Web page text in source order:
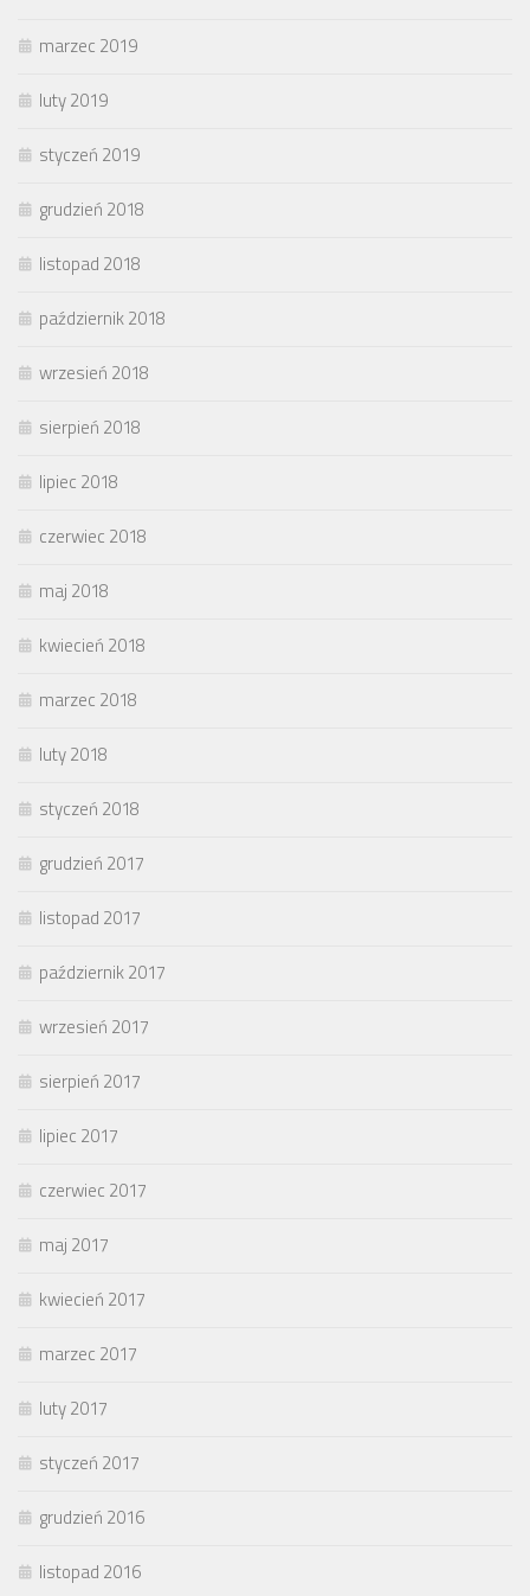
marzec 2019
luty 2019
styczeń 2019
grudzień 2018
listopad 2018
październik 2018
wrzesień 2018
sierpień 2018
lipiec 2018
czerwiec 2018
maj 2018
kwiecień 2018
marzec 2018
luty 2018
styczeń 2018
grudzień 2017
listopad 2017
październik 2017
wrzesień 2017
sierpień 2017
lipiec 2017
czerwiec 2017
maj 2017
kwiecień 2017
marzec 2017
luty 2017
styczeń 2017
grudzień 2016
listopad 2016